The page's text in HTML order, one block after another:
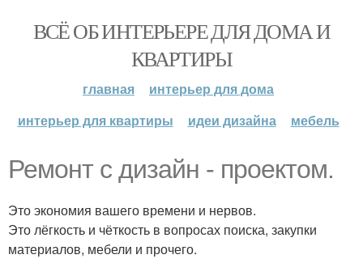
ВСЁ ОБ ИНТЕРЬЕРЕ ДЛЯ ДОМА И
КВАРТИРЫ
главная
интерьер для дома
интерьер для квартиры
идеи дизайна мебель
Ремонт с дизайн - проектом.
Это экономия вашего времени и нервов.
Это лёгкость и чёткость в вопросах поиска, закупки
материалов, мебели и прочего.